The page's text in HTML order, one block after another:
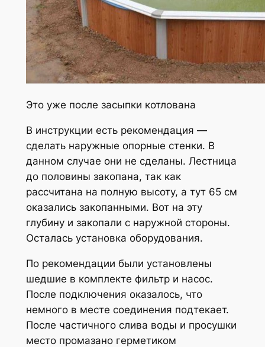
Это уже после засыпки котлована
В инструкции есть рекомендация —
сделать наружные опорные стенки. В
данном случае они не сделаны. Лестница
до половины закопана, так как
рассчитана на полную высоту, а тут 65 см
оказались закопанными. Вот на эту
глубину и закопали с наружной стороны.
Осталась установка оборудования.
По рекомендации были установлены
шедшие в комплекте фильтр и насос.
После подключения оказалось, что
немного в месте соединения подтекает.
После частичного слива воды и просушки
место промазано герметиком